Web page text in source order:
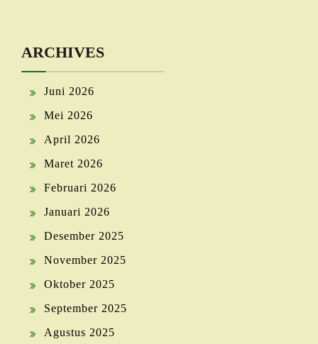
ARCHIVES
Juni 2026
Mei 2026
April 2026
Maret 2026
Februari 2026
Januari 2026
Desember 2025
November 2025
Oktober 2025
September 2025
Agustus 2025